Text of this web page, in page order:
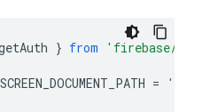
} from 'firebase/
= '/